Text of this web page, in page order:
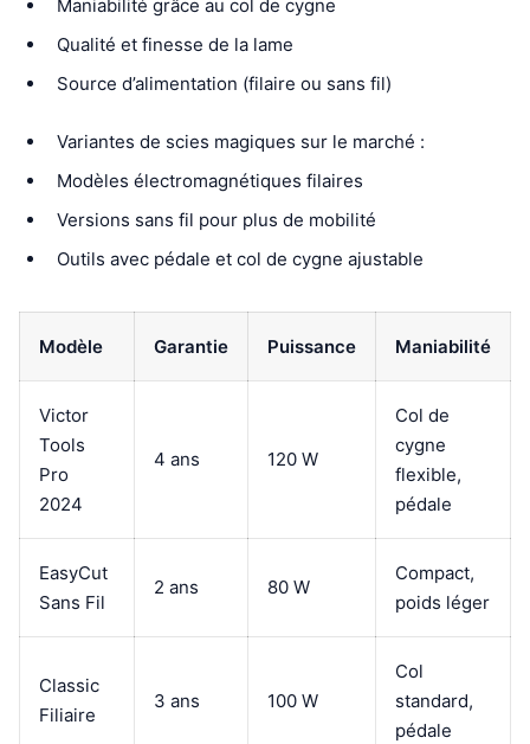
Maniabilité grâce au col de cygne
Qualité et finesse de la lame
Source d’alimentation (filaire ou sans fil)
Variantes de scies magiques sur le marché :
Modèles électromagnétiques filaires
Versions sans fil pour plus de mobilité
Outils avec pédale et col de cygne ajustable
Modèle Garantie Puissance Maniabilité
Victor
Tools
Pro
2024
4 ans 120 W
Col de
cygne
flexible,
pédale
EasyCut
Sans Fil
2 ans 80 W
Compact,
poids léger
Classic
Filiaire
3 ans 100 W
Col
standard,
pédale